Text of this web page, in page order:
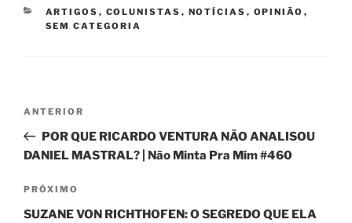
CATEGORIAS
ARTIGOS , COLUNISTAS , NOTÍCIAS , OPINIÃO ,
SEM CATEGORIA
Post
Post
anterior
ANTERIOR
POR QUE RICARDO VENTURA NÃO ANALISOU
DANIEL MASTRAL? | Não Minta Pra Mim #460
Próximo
post
PRÓXIMO
SUZANE VON RICHTHOFEN: O SEGREDO QUE ELA